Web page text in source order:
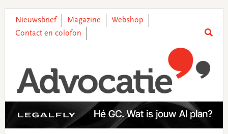
primary
main
primary
footer
Nieuwsbrief Magazine
Webshop
Contact en colofon